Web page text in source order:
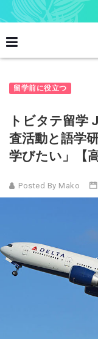
留学前に役立つ
トビタテ留学
査活動と語学
学びたい」【
Posted By Mako